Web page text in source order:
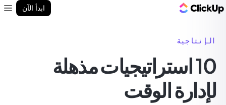
ابدأ الآن
الإنتاجية
10 استراتيجيات مذهلة
لإدارة الوقت